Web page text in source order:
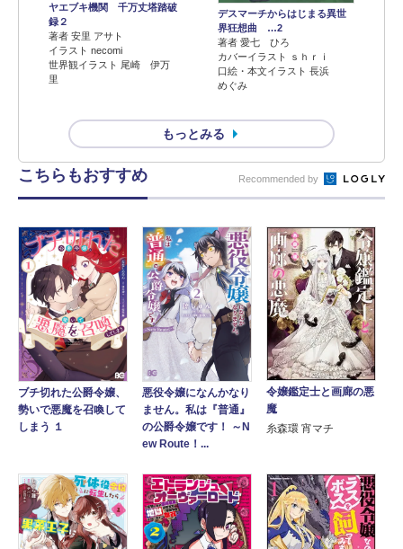
ヤエブキ機関 千万丈塔踏破
録２
著者 安里 アサト
イラスト necomi
世界観イラスト 尾崎 伊万
里
デスマーチからはじまる異世
界狂想曲 …2
著者 愛七 ひろ
カバーイラスト ｓｈｒｉ
口絵・本文イラスト 長浜
めぐみ
もっとみる
こちらもおすすめ Recommended by
ブチ切れた公爵令嬢、
勢いで悪魔を召喚して
しまう １
悪役令嬢になんかなり
ません。私は『普通』
の公爵令嬢です！ ～N
ew Route！...
令嬢鑑定士と画廊の悪
魔
糸森環 宵マチ